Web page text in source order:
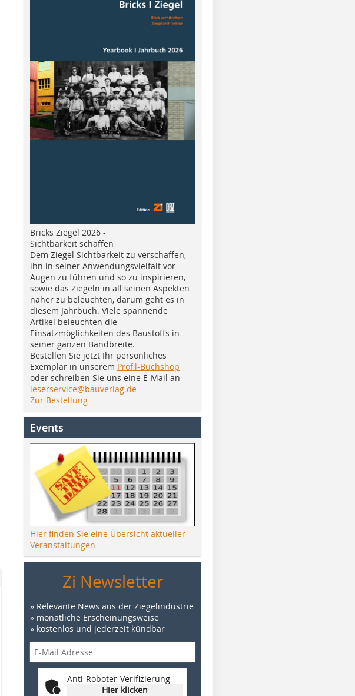
Bricks Ziegel 2026 -
Sichtbarkeit schaffen
Dem Ziegel Sichtbarkeit zu verschaffen,
ihn in seiner Anwendungsvielfalt vor
Augen zu führen und so zu inspirieren,
sowie das Ziegeln in all seinen Aspekten
näher zu beleuchten, darum geht es in
diesem Jahrbuch. Viele spannende
Artikel beleuchten die
Einsatzmöglichkeiten des Baustoffs in
seiner ganzen Bandbreite.
Bestellen Sie jetzt Ihr persönliches
Exemplar in unserem Profil-Buchshop
oder schreiben Sie uns eine E-Mail an
leserservice@bauverlag.de
Zur Bestellung
Events
Hier finden Sie eine Übersicht aktueller
Veranstaltungen
Zi Newsletter
» Relevante News aus der Ziegelindustrie
» monatliche Erscheinungsweise
» kostenlos und jederzeit kündbar
Anti-Roboter-Verifizierung
Hier klicken